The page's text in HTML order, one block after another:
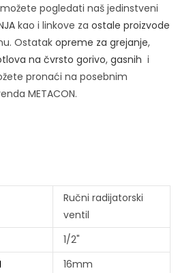
pogledati naš jedinstveni
kao i linkove zaostale proizvode
Ostatakopreme za grejanje,
na čvrsto gorivo,gasnih i
pronaći na posebnim
METACON.
Ručni radijatorski
ventil
1/2"
16mm